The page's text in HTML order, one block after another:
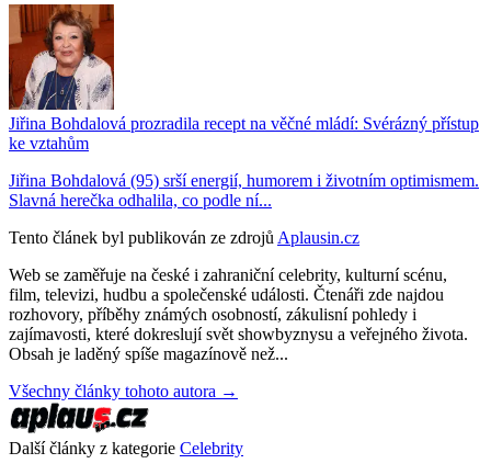
Jiřina Bohdalová prozradila recept na věčné mládí: Svérázný přístup
ke vztahům
Jiřina Bohdalová (95) srší energií, humorem i životním optimismem.
Slavná herečka odhalila, co podle ní...
Tento článek byl publikován ze zdrojů Aplausin.cz
Web se zaměřuje na české i zahraniční celebrity, kulturní scénu,
film, televizi, hudbu a společenské události. Čtenáři zde najdou
rozhovory, příběhy známých osobností, zákulisní pohledy i
zajímavosti, které dokreslují svět showbyznysu a veřejného života.
Obsah je laděný spíše magazínově než...
Všechny články tohoto autora →
Další články z kategorie Celebrity